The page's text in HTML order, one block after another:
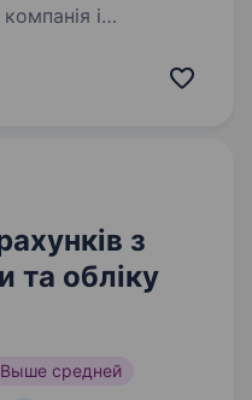
і
уже понад
з
та обліку
Выше средней